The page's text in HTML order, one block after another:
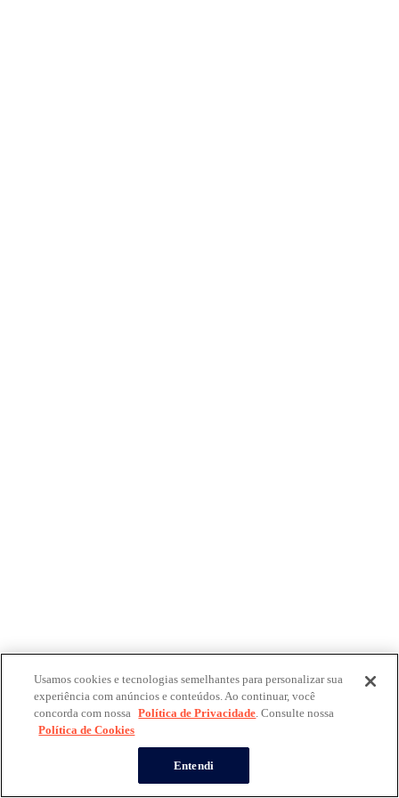
Usamos cookies e tecnologias semelhantes para personalizar sua
experiência com anúncios e conteúdos. Ao continuar, você
concorda com nossa Política de Privacidade. Consulte nossa
Política de Cookies
Entendi